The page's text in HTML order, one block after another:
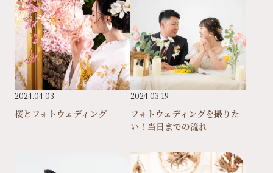
2024.04.03
桜とフォトウェディング
2024.03.19
フォトウェディングを撮りた
い！当日までの流れ